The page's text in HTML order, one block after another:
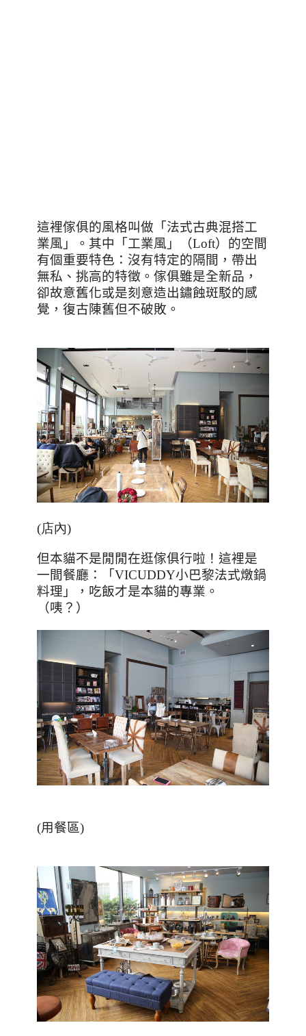
這裡傢俱的風格叫做 「法式古典混搭工
業風」。其中「工業風」（Loft）的空間
有個重要特色：沒有特定的隔間，帶出
無私、挑高的特徵。傢俱雖是全新品，
卻故意舊化或是刻意造出鏽蝕斑駁的感
覺，復古陳舊但不破敗。
(店內)
但本貓不是閒閒在逛傢俱行啦！這裡是
一間餐廳：「 VICUDDY小巴黎法式燉鍋
料理」，吃飯才是本貓的專業。
（咦？）
(用餐區)